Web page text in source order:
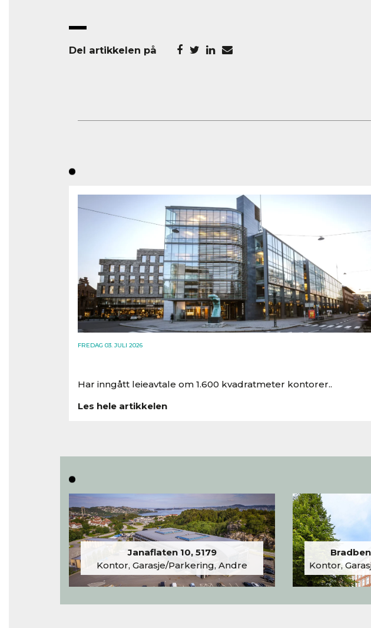
Del artikkelen på
FREDAG 03. JULI 2026
Har inngått leieavtale om 1.600 kvadratmeter kontorer..
Les hele artikkelen
Janaflaten 10, 5179
Kontor, Garasje/Parkering, Andre
Kontor, Garasje/Parkering,